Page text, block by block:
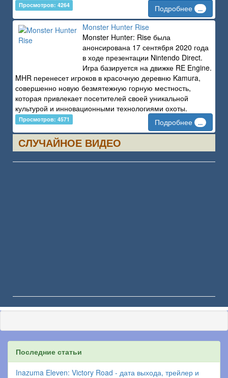
Просмотров: 4264 Подробнее ...
Monster Hunter Rise
Monster Hunter: Rise была
анонсирована 17 сентября 2020 года
в ходе презентации Nintendo Direct.
Игра базируется на движке RE Engine.
MHR перенесет игроков в красочную деревню Kamura,
совершенно новую безмятежную горную местность,
которая привлекает посетителей своей уникальной
культурой и инновационными технологиями охоты.
Просмотров: 4571 Подробнее ...
СЛУЧАЙНОЕ ВИДЕО
Последние статьи
Inazuma Eleven: Victory Road - дата выхода, трейлер и